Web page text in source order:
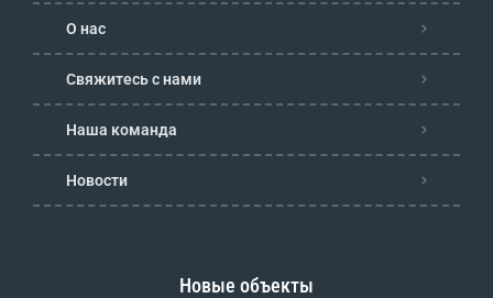
О нас
Свяжитесь с нами
Наша команда
Новости
Новые объекты